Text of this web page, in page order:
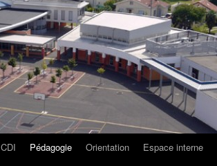
CDI Pédagogie Orientation Espace interne